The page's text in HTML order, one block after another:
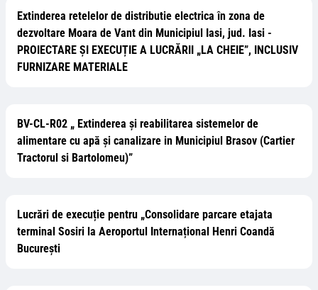
Extinderea retelelor de distributie electrica în zona de
dezvoltare Moara de Vant din Municipiul Iasi, jud. Iasi -
PROIECTARE ȘI EXECUȚIE A LUCRĂRII „LA CHEIE”, INCLUSIV
FURNIZARE MATERIALE
BV-CL-R02 „ Extinderea şi reabilitarea sistemelor de
alimentare cu apă şi canalizare in Municipiul Brasov (Cartier
Tractorul si Bartolomeu)”
Lucrări de execuție pentru „Consolidare parcare etajata
terminal Sosiri la Aeroportul Internațional Henri Coandă
București